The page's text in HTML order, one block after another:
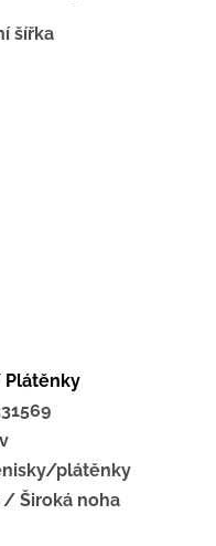
šířka
plátěnky
/ Široká noha